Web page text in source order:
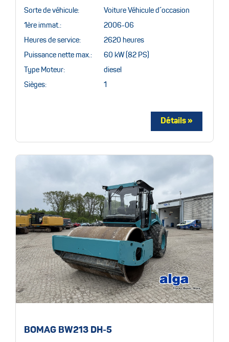
Sorte de véhicule: Voiture Véhicule d´occasion
1ère immat.: 2006-06
Heures de service: 2620 heures
Puissance nette max.: 60 kW (82 PS)
Type Moteur: diesel
Sièges: 1
BOMAG BW213 DH-5